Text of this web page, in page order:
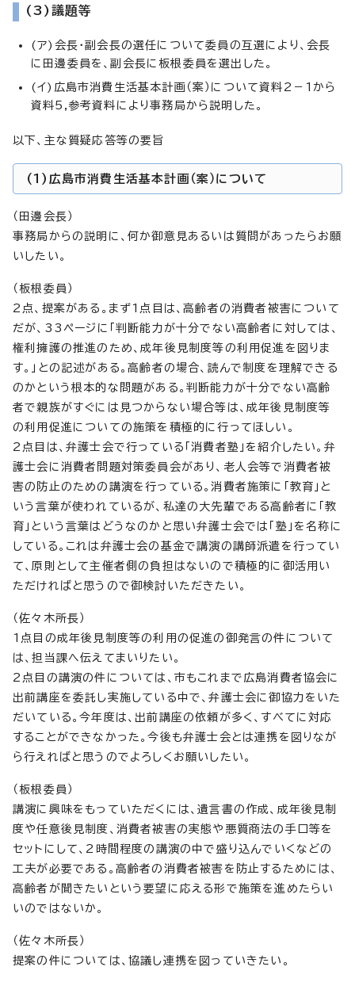
(3)議題等
(ア)会長・副会長の選任について委員の互選により、会長
に田邊委員を、副会長に板根委員を選出した。
(イ)広島市消費生活基本計画（案）について資料2－1から
資料5,参考資料により事務局から説明した。
以下、主な質疑応答等の要旨
(1)広島市消費生活基本計画（案）について
（田邊会長）
事務局からの説明に、何か御意見あるいは質問があったらお願
いしたい。
（板根委員）
2点、提案がある。まず1点目は、高齢者の消費者被害について
だが、33ページに「判断能力が十分でない高齢者に対しては、
権利擁護の推進のため、成年後見制度等の利用促進を図りま
す。」との記述がある。高齢者の場合、読んで制度を理解できる
のかという根本的な問題がある。判断能力が十分でない高齢
者で親族がすぐには見つからない場合等は、成年後見制度等
の利用促進についての施策を積極的に行ってほしい。
2点目は、弁護士会で行っている「消費者塾」を紹介したい。弁
護士会に消費者問題対策委員会があり、老人会等で消費者被
害の防止のための講演を行っている。消費者施策に「教育」と
いう言葉が使われているが、私達の大先輩である高齢者に「教
育」という言葉はどうなのかと思い弁護士会では「塾」を名称に
している。これは弁護士会の基金で講演の講師派遣を行ってい
て、原則として主催者側の負担はないので積極的に御活用い
ただければと思うので御検討いただきたい。
（佐々木所長）
1点目の成年後見制度等の利用の促進の御発言の件について
は、担当課へ伝えてまいりたい。
2点目の講演の件については、市もこれまで広島消費者協会に
出前講座を委託し実施している中で、弁護士会に御協力をいた
だいている。今年度は、出前講座の依頼が多く、すべてに対応
することができなかった。今後も弁護士会とは連携を図りなが
ら行えればと思うのでよろしくお願いしたい。
（板根委員）
講演に興味をもっていただくには、遺言書の作成、成年後見制
度や任意後見制度、消費者被害の実態や悪質商法の手口等を
セットにして、2時間程度の講演の中で盛り込んでいくなどの
工夫が必要である。高齢者の消費者被害を防止するためには、
高齢者が聞きたいという要望に応える形で施策を進めたらい
いのではないか。
（佐々木所長）
提案の件については、協議し連携を図っていきたい。